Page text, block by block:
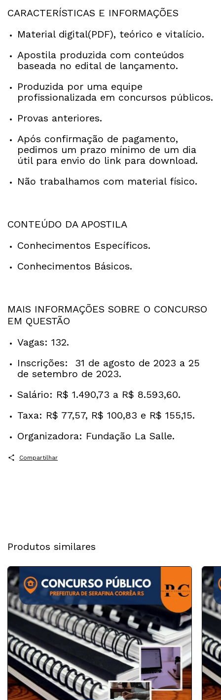
CARACTERÍSTICAS E INFORMAÇÕES
Material digital(PDF), teórico e vitalício.
Apostila produzida com conteúdos
baseada no edital de lançamento.
Produzida por uma equipe
profissionalizada em concursos públicos.
Provas anteriores.
Após confirmação de pagamento,
pedimos um prazo mínimo de um dia
útil para envio do link para download.
Não trabalhamos com material físico.
CONTEÚDO DA APOSTILA
Conhecimentos Específicos.
Conhecimentos Básicos.
MAIS INFORMAÇÕES SOBRE O CONCURSO
EM QUESTÃO
Vagas: 132.
Inscrições: 31 de agosto de 2023 a 25
de setembro de 2023.
Salário: R$ 1.490,73 a R$ 8.593,60.
Taxa: R$ 77,57, R$ 100,83 e R$ 155,15.
Organizadora: Fundação La Salle.
Compartilhar
Produtos similares